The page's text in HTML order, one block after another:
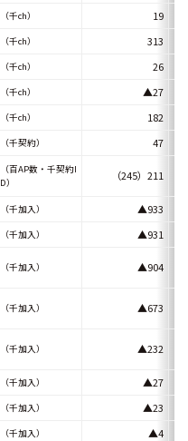
（千ch）
19
（千ch）
313
（千ch）
26
（千ch）
▲27
（千ch）
182
（千契約） 47
（百AP数・千契約I
D）
（245）211
（千加入） ▲933
（千加入） ▲931
（千加入） ▲904
（千加入） ▲673
（千加入） ▲232
（千加入） ▲27
（千加入）
▲23
（千加入）
▲4